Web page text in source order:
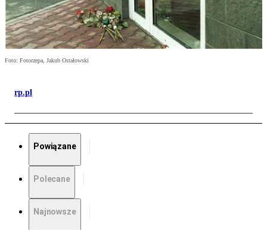
Foto: Fotorzepa, Jakub Ostałowski
rp.pl
Powiązane
Polecane
Najnowsze